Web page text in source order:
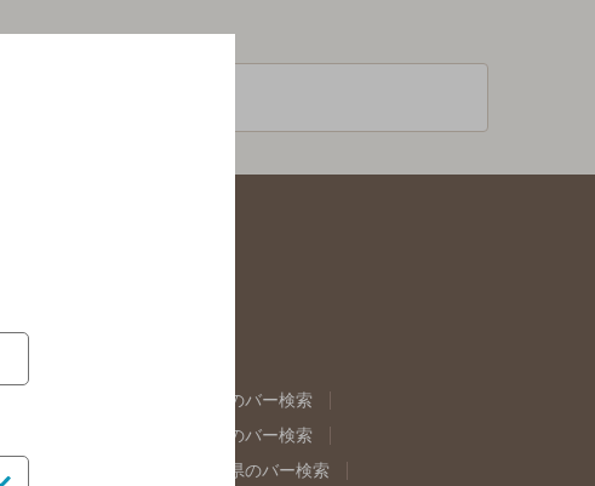
福島県のバー検索
東京都のバー検索
岐阜県のバー検索